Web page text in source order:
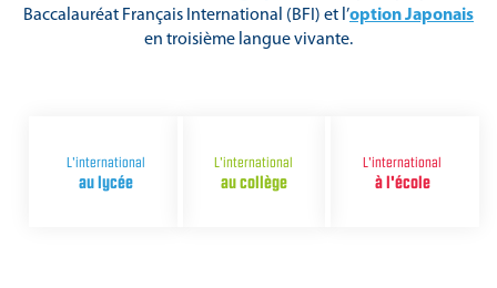
Baccalauréat Français International (BFI) et l’option Japonais
en troisième langue vivante.
L'international
au lycée
L'international
au collège
L'international
à l'école